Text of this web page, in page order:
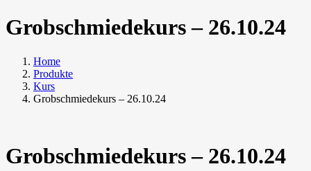
Grobschmiedekurs – 26.10.24
Home
Produkte
Kurs
Grobschmiedekurs – 26.10.24
Grobschmiedekurs – 26.10.24